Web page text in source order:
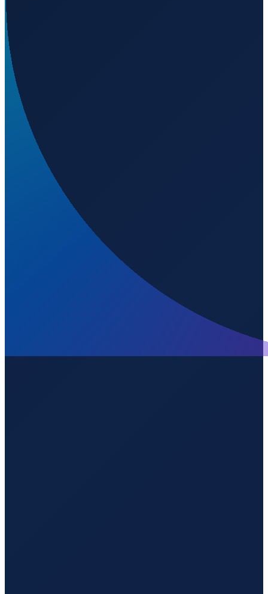
Mexico City